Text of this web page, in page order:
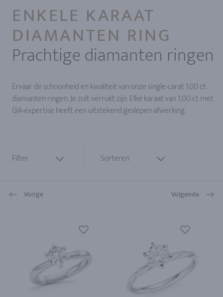
ENKELE KARAAT
DIAMANTEN RING
Prachtige diamanten ringen
Ervaar de schoonheid en kwaliteit van onze single-carat 1.00 ct.
diamanten ringen. Je zult verrukt zijn. Elke karaat van 1,00 ct met
GIA-expertise heeft een uitstekend geslepen afwerking.
Filter Sorteren
Vorige Volgende